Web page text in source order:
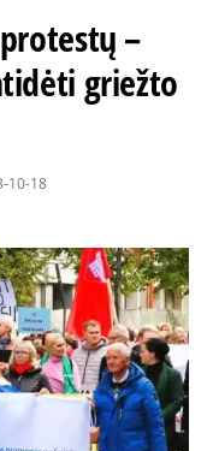
–
griežto
10-18